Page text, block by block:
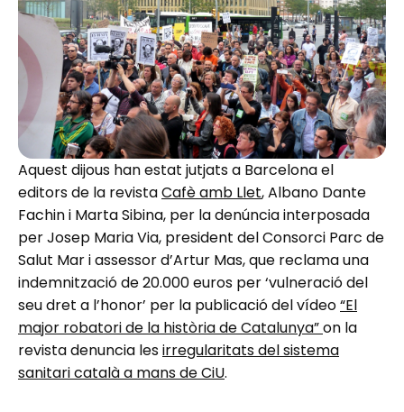
Aquest dijous han estat jutjats a Barcelona el
editors de la revistaCafè amb Llet, Albano Dante
Fachin i Marta Sibina, per la denúncia interposada
per Josep Maria Via, president del Consorci Parc de
Salut Mar i assessor d’Artur Mas, que reclama una
indemnització de 20.000 euros per ‘vulneració del
seu dret a l’honor’ per la publicació del vídeo“El
major robatori de la història de Catalunya”on la
revista denuncia lesirregularitats del sistema
sanitari català a mans de CiU.